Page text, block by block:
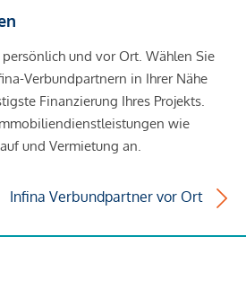
und vor Ort. Wählen Sie
Verbundpartnern in Ihrer Nähe
Finanzierung Ihres Projekts.
wie
und Vermietung an.
Infina Verbundpartner vor Ort